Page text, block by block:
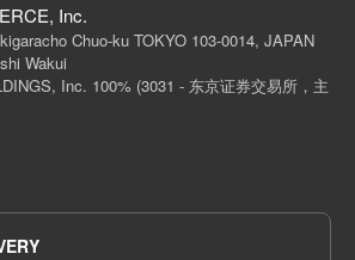
Inc.
Chuo-ku TOKYO 103-0014, JAPAN
Wakui
Inc. 100% (3031 - 东京证券交易所，主